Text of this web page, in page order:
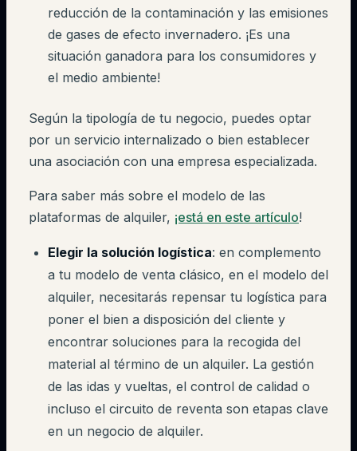
reducción de la contaminación y las emisiones
de gases de efecto invernadero. ¡Es una
situación ganadora para los consumidores y
el medio ambiente!
Según la tipología de tu negocio, puedes optar
por un servicio internalizado o bien establecer
una asociación con una empresa especializada.
Para saber más sobre el modelo de las
plataformas de alquiler, ¡está en este artículo!
Elegir la solución logística: en complemento
a tu modelo de venta clásico, en el modelo del
alquiler, necesitarás repensar tu logística para
poner el bien a disposición del cliente y
encontrar soluciones para la recogida del
material al término de un alquiler. La gestión
de las idas y vueltas, el control de calidad o
incluso el circuito de reventa son etapas clave
en un negocio de alquiler.